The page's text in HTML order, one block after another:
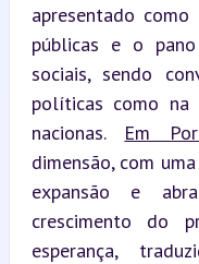
apresentado
públicas e o
sociais, sendo
políticas como na
nacionas. Em
dimensão, com
expansão e
crescimento do
esperança,